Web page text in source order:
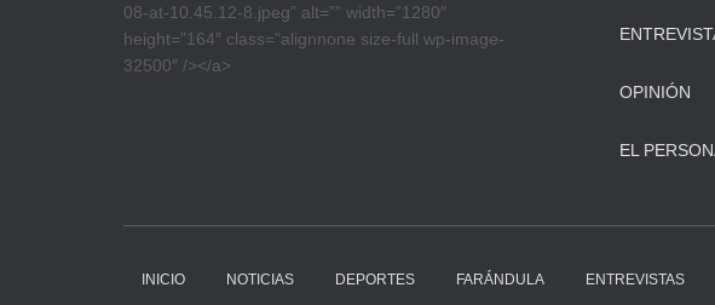
08-at-10.45.12-8.jpeg” alt=”” width=”1280″
height=”164″ class=”alignnone size-full wp-image-
32500″ /></a>
OPINIÓN
EL
INICIO NOTICIAS DEPORTES FARÁNDULA ENTREVISTAS